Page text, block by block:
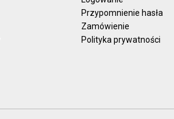
Przypomnienie hasła
Zamówienie
Polityka prywatności